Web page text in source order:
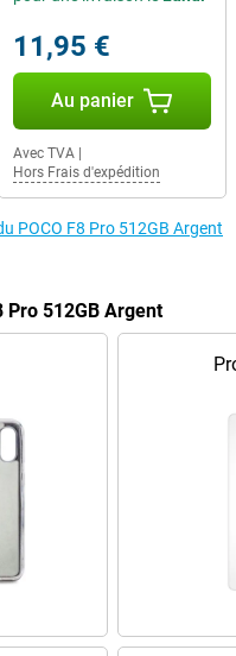
11,95 €
Au panier
Avec TVA|
Hors Frais d'expédition
POCO F8 Pro 512GB Argent
Pro 512GB Argent